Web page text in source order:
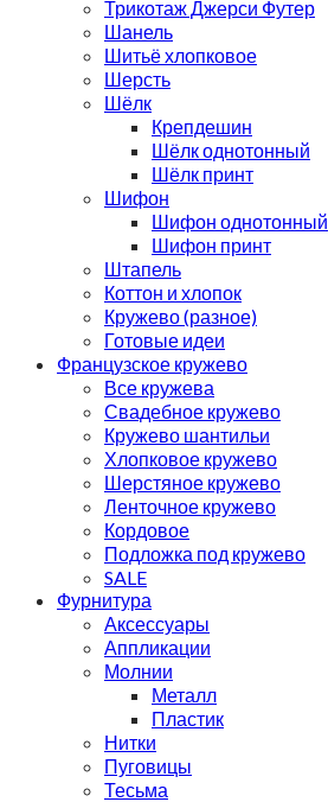
Трикотаж Джерси Футер
Шанель
Шитьё хлопковое
Шерсть
Шёлк
Крепдешин
Шёлк однотонный
Шёлк принт
Шифон
Шифон однотонный
Шифон принт
Штапель
Коттон и хлопок
Кружево (разное)
Готовые идеи
Французское кружево
Все кружева
Свадебное кружево
Кружево шантильи
Хлопковое кружево
Шерстяное кружево
Ленточное кружево
Кордовое
Подложка под кружево
SALE
Фурнитура
Аксессуары
Аппликации
Молнии
Металл
Пластик
Нитки
Пуговицы
Тесьма